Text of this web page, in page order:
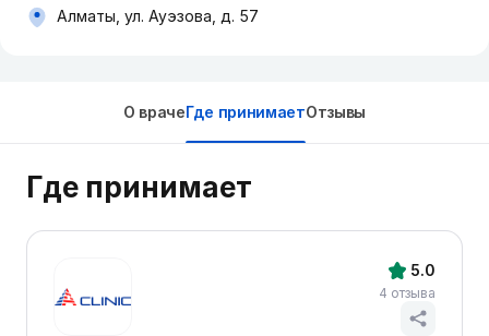
Алматы, ул. Ауэзова, д. 57
О врачеГде принимаетОтзывы
Где принимает
5.0
4 отзыва